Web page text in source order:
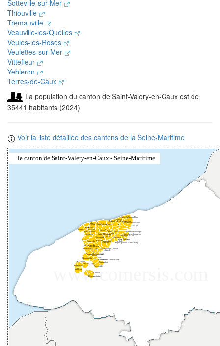
Sotteville-sur-Mer
Thiouville
Tremauville
Veauville-les-Quelles
Veules-les-Roses
Veulettes-sur-Mer
Vittefleur
Yebleron
Terres-de-Caux
La population du canton de Saint-Valery-en-Caux est de
35441 habitants (2024)
Voir la liste détaillée des cantons de la Seine-Maritime